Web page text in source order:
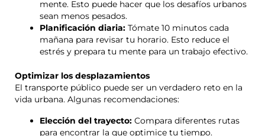
mente. Esto puede hacer que los desafíos urbanos
sean menos pesados.
Planificación diaria: Tómate 10 minutos cada
mañana para revisar tu horario. Esto reduce el
estrés y prepara tu mente para un trabajo efectivo.
Optimizar los desplazamientos
El transporte público puede ser un verdadero reto en la
vida urbana. Algunas recomendaciones:
Elección del trayecto: Compara diferentes rutas
para encontrar la que optimice tu tiempo.